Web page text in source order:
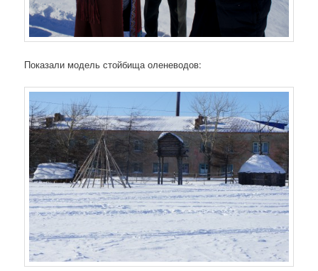
Показали модель стойбища оленеводов: